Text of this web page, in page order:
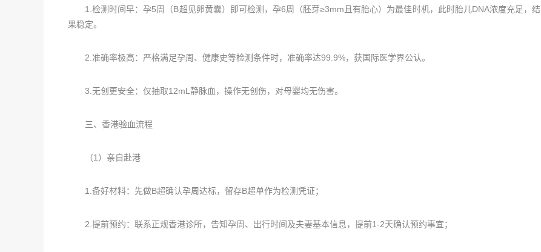
1.检测时间早：孕5周（B超见卵黄囊）即可检测，孕6周（胚芽≥3mm且有胎心）为最佳时机，此时胎儿DNA浓度充足，结
果稳定。
2.准确率极高：严格满足孕周、健康史等检测条件时，准确率达99.9%，获国际医学界公认。
3.无创更安全：仅抽取12mL静脉血，操作无创伤，对母婴均无伤害。
三、香港验血流程
（1）亲自赴港
1.备好材料：先做B超确认孕周达标，留存B超单作为检测凭证；
2.提前预约：联系正规香港诊所，告知孕周、出行时间及夫妻基本信息，提前1-2天确认预约事宜；